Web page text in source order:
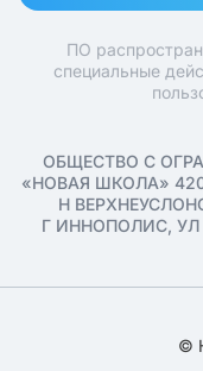
ПО
специальные
ОБЩЕСТВО С
«НОВАЯ ШКОЛА»
Н
Г ИННОПОЛИС, УЛ
©